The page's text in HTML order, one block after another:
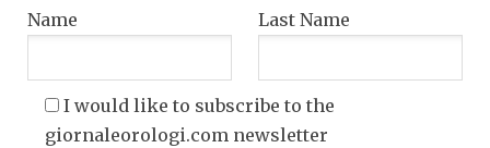
Name Last Name
I would like to subscribe to the
giornaleorologi.com newsletter